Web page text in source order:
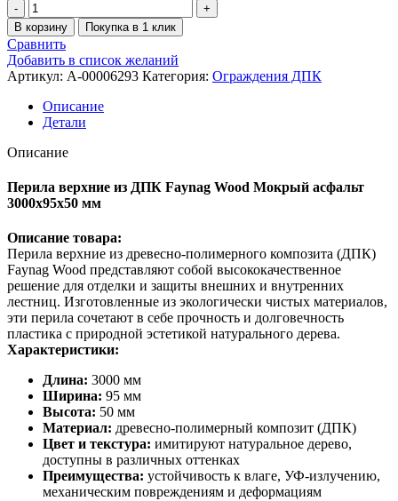
В корзину Покупка в 1 клик
Сравнить
Добавить в список желаний
Артикул: A-00006293 Категория: Ограждения ДПК
Описание
Детали
Описание
Перила верхние из ДПК Faynag Wood Мокрый асфальт
3000х95х50 мм
Описание товара:
Перила верхние из древесно-полимерного композита (ДПК)
Faynag Wood представляют собой высококачественное
решение для отделки и защиты внешних и внутренних
лестниц. Изготовленные из экологически чистых материалов,
эти перила сочетают в себе прочность и долговечность
пластика с природной эстетикой натурального дерева.
Характеристики:
Длина: 3000 мм
Ширина: 95 мм
Высота: 50 мм
Материал: древесно-полимерный композит (ДПК)
Цвет и текстура: имитируют натуральное дерево,
доступны в различных оттенках
Преимущества: устойчивость к влаге, УФ-излучению,
механическим повреждениям и деформациям